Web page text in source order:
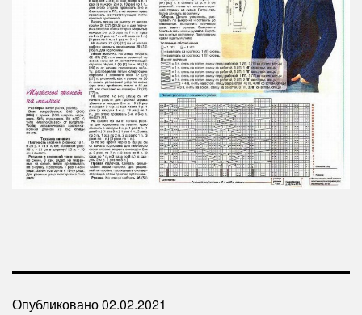
Опубликовано02.02.2021